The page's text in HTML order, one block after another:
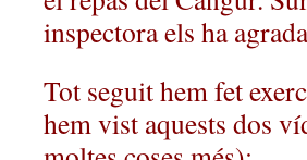
inspectora els ha
Tot seguit hem fet
hem vist aquests dos